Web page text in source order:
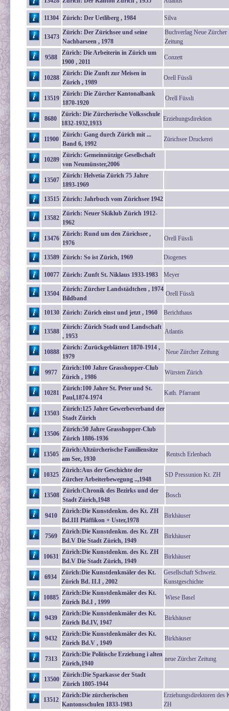
11304 Zürich: Der Uetliberg , 1984 Silva
13473
Zürich: Der Zürichsee und seine
Nachbarseen , 1978
Buchverlag Neue Zürcher
Zeitung
9588
Zürich: Die Arbeiterin in Zürich um
1900 , 2011
Conzett
10288
Zürich: Die Zunft zur Meisen in
Zürich , 1989
Orell Füssli
13519
Zürich: Die Zürcher Kantonalbank
1870-1920
Orell Füssli
8680
Zürich: Die Zürcherische Volksschule
1832-1932,1933
Erziehungsdirektion
11900
Zürich: Gang durch Zürich mit ...
Band 6, 1992
Zürichsee Druckerei
10289
Zürich: Gemeinnützige Gesellschaft
von Neumünster,2006
13507
Zürich: Helvetia Zürich 75 Jahre
1893-1969
13515 Zürich: Jahrbuch vom Zürichsee 1942
13582
Zürich: Neuer Skiklub Zürich 1912-
1962
13476
Zürich: Rund um den Zürichsee ,
1976
Orell Füssli
13589 Zürich: So ist Zürich, 1969 Diogenes
10077 Zürich: Zunft St. Niklaus 1933-1983 Meyer
13504
Zürich: Zürcher Landstädtchen , 1974
Bildband
Orell Füssli
10130 Zürich: Zürich einst und jetzt , 1960 Berichthaus
13588
Zürich: Zürich Stadt und Landschaft
, 1953
Atlantis
10888
Zürich: Zurückgeblättert 1870-1914 ,
1979
Neue Zürcher Zeitung
9977
Zürich:100 Jahre Grasshopper-Club
Zürich , 1986
Würsten Zürich
10281
Zürich:100 Jahre St. Peter und St.
Paul,1874-1974
Kath. Pfarramt
13503
Zürich:125 Jahre Gewerbeverband der
Stadt Zürich
13506
Zürich:50 Jahre Grasshopper-Club
Zürich 1886-1936
13505
Zürich:Altzürcherische Familiensitze
am See, 1930
Rentsch Erlenbach
10325
Zürich:Aus der Geschichte der
Zürcher Arbeiterbewegung ..,1948
SD Pressunion Kt. ZH
13508
Zürich:Chronik des Bezirks und der
Stadt Zürich,1948
Bosch
9410
Zürich:Die Kunstdenkm. des Kt. ZH
Bd.III Pfäffikon + Uster,1978
Birkhäuser
7569
Zürich:Die Kunstdenkm. des Kt. ZH
Bd.V Die Stadt Zürich, 1949
Birkhäuser
10631
Zürich:Die Kunstdenkm. des Kt. ZH
Bd.V Die Stadt Zürich, 1949
Birkhäuser
6934
Zürich:Die Kunstdenkmäler des Kt.
Zürich Bd. II.I , 2002
Gesellschaft Schweiz.
Kunstgeschichte
10885
Zürich:Die Kunstdenkmäler des Kt.
Zürich Bd.I , 1999
Wiese Basel
9439
Zürich:Die Kunstdenkmäler des Kt.
Zürich Bd.IV, 1947
Birkhäuser
9432
Zürich:Die Kunstdenkmäler des Kt.
Zürich Bd.V , 1949
Birkhäuser
7313
Zürich:Die Politische Erziehung i alten
Zürich,1940
neue Zürcher Zeitung
13500
Zürich:Die Sparkasse der Stadt
Zürich 1805-1944
13512
Zürich:Die zürcherischen
Kantonsschulen 1833-1983
Erziehungsdirektoren des
ZH